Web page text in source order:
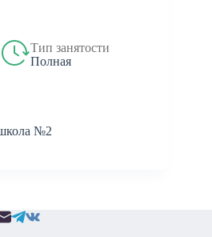
Тип занятости
Полная
№2